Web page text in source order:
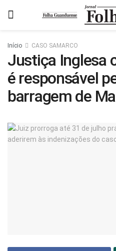
Início CASO SAMARCO
Justiça Inglesa
é responsável
barragem de